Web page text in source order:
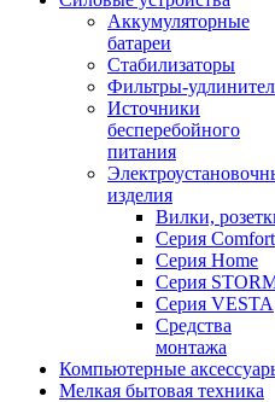
Аккумуляторные
батареи
Стабилизаторы
Фильтры-
Источники
бесперебойного
питания
изделия
Вилки,
Серия Comfort
Серия Home
Серия
Серия VESTA
Средства
монтажа
Компьютерные
Мелкая бытовая техника